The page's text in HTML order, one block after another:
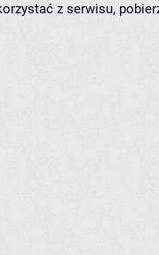
z serwisu,